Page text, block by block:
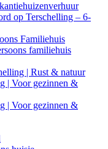
op Terschelling – 6-
Familiehuis
familiehuis
| Rust & natuur
| Voor gezinnen &
| Voor gezinnen &